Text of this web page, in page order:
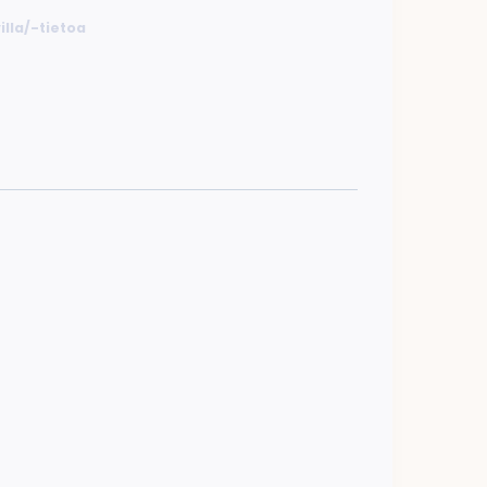
tietoa